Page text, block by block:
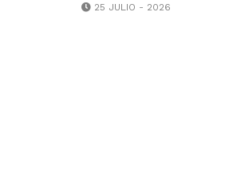
25 JULIO - 2026